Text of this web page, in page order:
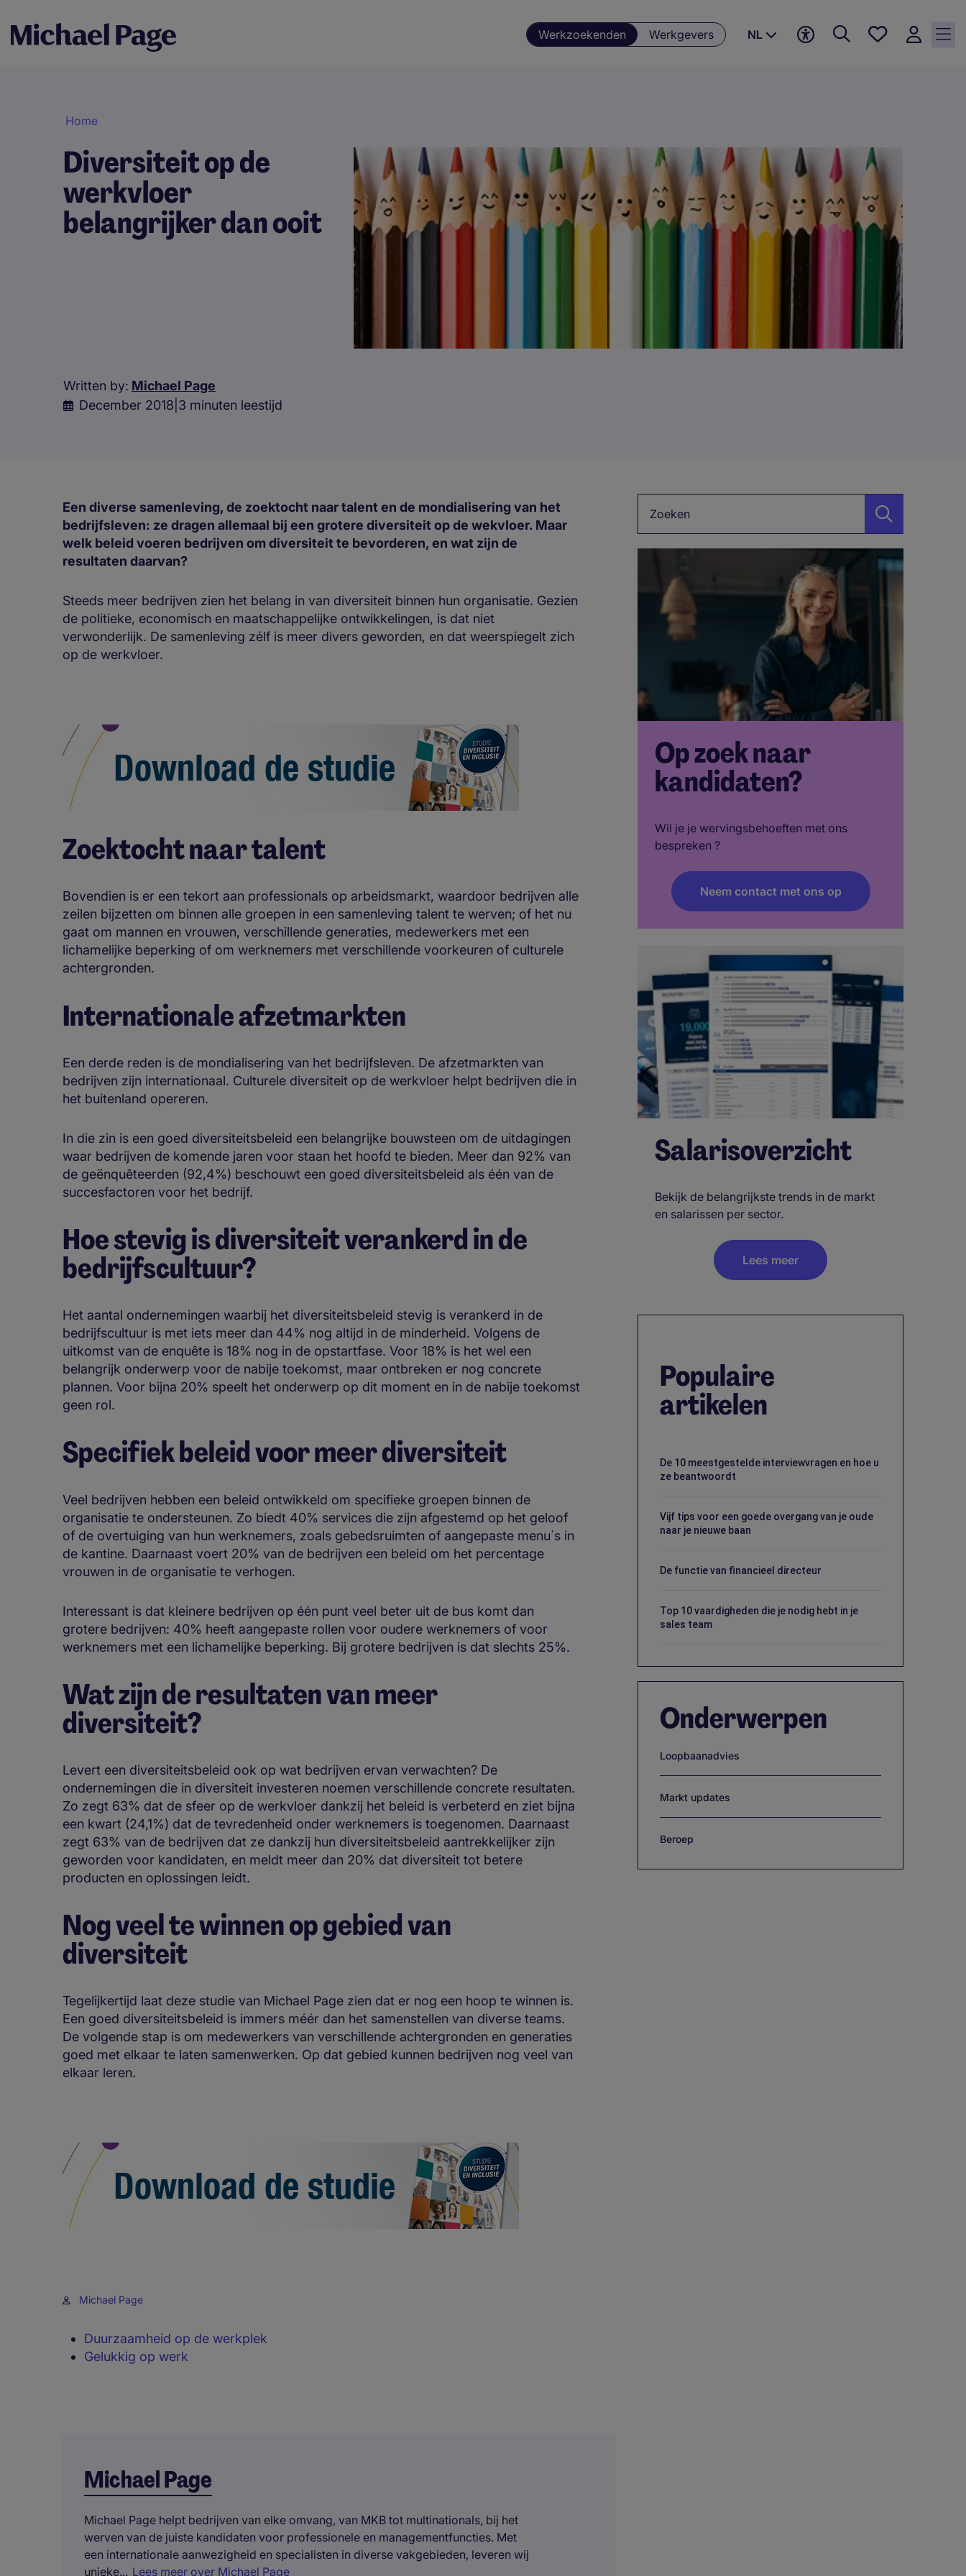
Werkzoekenden Werkgevers NL
Favorieten,
Home
Diversiteit op de
werkvloer
belangrijker dan ooit
Written by: Michael Page
December 2018 3 minuten leestijd
Een diverse samenleving, de zoektocht naar talent en de mondialisering van het
bedrijfsleven: ze dragen allemaal bij een grotere diversiteit op de wekvloer. Maar
welk beleid voeren bedrijven om diversiteit te bevorderen, en wat zijn de
resultaten daarvan?
Steeds meer bedrijven zien het belang in van diversiteit binnen hun organisatie. Gezien
de politieke, economisch en maatschappelijke ontwikkelingen, is dat niet
verwonderlijk. De samenleving zélf is meer divers geworden, en dat weerspiegelt zich
op de werkvloer.
Zoektocht naar talent
Bovendien is er een tekort aan professionals op arbeidsmarkt, waardoor bedrijven alle
zeilen bijzetten om binnen alle groepen in een samenleving talent te werven; of het nu
gaat om mannen en vrouwen, verschillende generaties, medewerkers met een
lichamelijke beperking of om werknemers met verschillende voorkeuren of culturele
achtergronden.
Internationale afzetmarkten
Een derde reden is de mondialisering van het bedrijfsleven. De afzetmarkten van
bedrijven zijn internationaal. Culturele diversiteit op de werkvloer helpt bedrijven die in
het buitenland opereren.
In die zin is een goed diversiteitsbeleid een belangrijke bouwsteen om de uitdagingen
waar bedrijven de komende jaren voor staan het hoofd te bieden. Meer dan 92% van
de geënquêteerden (92,4%) beschouwt een goed diversiteitsbeleid als één van de
succesfactoren voor het bedrijf.
Hoe stevig is diversiteit verankerd in de
bedrijfscultuur?
Het aantal ondernemingen waarbij het diversiteitsbeleid stevig is verankerd in de
bedrijfscultuur is met iets meer dan 44% nog altijd in de minderheid. Volgens de
uitkomst van de enquête is 18% nog in de opstartfase. Voor 18% is het wel een
belangrijk onderwerp voor de nabije toekomst, maar ontbreken er nog concrete
plannen. Voor bijna 20% speelt het onderwerp op dit moment en in de nabije toekomst
geen rol.
Specifiek beleid voor meer diversiteit
Veel bedrijven hebben een beleid ontwikkeld om specifieke groepen binnen de
organisatie te ondersteunen. Zo biedt 40% services die zijn afgestemd op het geloof
of de overtuiging van hun werknemers, zoals gebedsruimten of aangepaste menu´s in
de kantine. Daarnaast voert 20% van de bedrijven een beleid om het percentage
vrouwen in de organisatie te verhogen.
Interessant is dat kleinere bedrijven op één punt veel beter uit de bus komt dan
grotere bedrijven: 40% heeft aangepaste rollen voor oudere werknemers of voor
werknemers met een lichamelijke beperking. Bij grotere bedrijven is dat slechts 25%.
Wat zijn de resultaten van meer
diversiteit?
Levert een diversiteitsbeleid ook op wat bedrijven ervan verwachten? De
ondernemingen die in diversiteit investeren noemen verschillende concrete resultaten.
Zo zegt 63% dat de sfeer op de werkvloer dankzij het beleid is verbeterd en ziet bijna
een kwart (24,1%) dat de tevredenheid onder werknemers is toegenomen. Daarnaast
zegt 63% van de bedrijven dat ze dankzij hun diversiteitsbeleid aantrekkelijker zijn
geworden voor kandidaten, en meldt meer dan 20% dat diversiteit tot betere
producten en oplossingen leidt.
Nog veel te winnen op gebied van
diversiteit
Tegelijkertijd laat deze studie van Michael Page zien dat er nog een hoop te winnen is.
Een goed diversiteitsbeleid is immers méér dan het samenstellen van diverse teams.
De volgende stap is om medewerkers van verschillende achtergronden en generaties
goed met elkaar te laten samenwerken. Op dat gebied kunnen bedrijven nog veel van
elkaar leren.
Michael Page
Duurzaamheid op de werkplek
Gelukkig op werk
Op zoek naar
kandidaten?
Wil je je wervingsbehoeften met ons
bespreken ?
Neem contact met ons op
Salarisoverzicht
Bekijk de belangrijkste trends in de markt
en salarissen per sector.
Lees meer
Populaire
artikelen
De 10 meestgestelde interviewvragen en hoe u
ze beantwoordt
Vijf tips voor een goede overgang van je oude
naar je nieuwe baan
De functie van financieel directeur
Top 10 vaardigheden die je nodig hebt in je
sales team
Onderwerpen
Loopbaanadvies
Markt updates
Beroep
Michael Page
Michael Page helpt bedrijven van elke omvang, van MKB tot multinationals, bij het
werven van de juiste kandidaten voor professionele en managementfuncties. Met
een internationale aanwezigheid en specialisten in diverse vakgebieden, leveren wij
unieke... Lees meer over Michael Page